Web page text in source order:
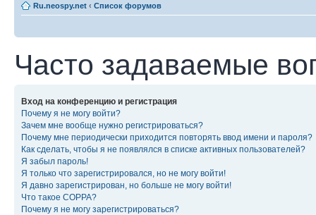
Ru.neospy.net ‹ Список форумов
Часто задаваемые
Вход на конференцию и регистрация
Почему я не могу войти?
Зачем мне вообще нужно регистрироваться?
Почему мне периодически приходится повторять ввод имени и пароля?
Как сделать, чтобы я не появлялся в списке активных пользователей?
Я забыл пароль!
Я только что зарегистрировался, но не могу войти!
Я давно зарегистрирован, но больше не могу войти!
Что такое COPPA?
Почему я не могу зарегистрироваться?